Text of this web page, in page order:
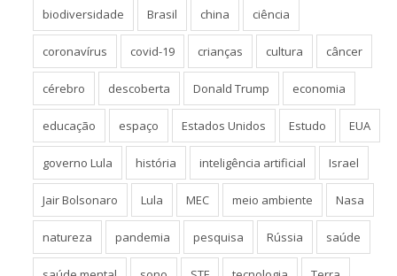
biodiversidade Brasil china ciência
coronavírus covid-19 crianças cultura câncer
cérebro descoberta Donald Trump economia
educação espaço Estados Unidos Estudo EUA
governo Lula história inteligência artificial Israel
Jair Bolsonaro Lula MEC meio ambiente Nasa
natureza pandemia pesquisa Rússia saúde